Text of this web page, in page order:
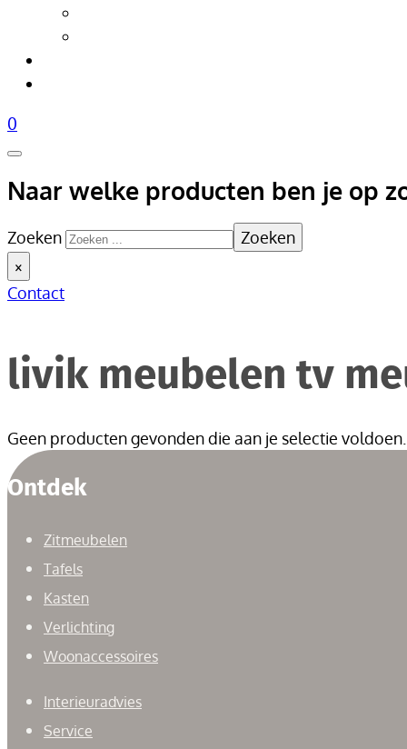
0
Naar welke producten ben je op
Zoeken
Zoeken
×
Contact
livik meubelen tv
Geen producten gevonden die aan je selectie voldoen.
Ontdek
Zitmeubelen
Tafels
Kasten
Verlichting
Woonaccessoires
Interieuradvies
Service